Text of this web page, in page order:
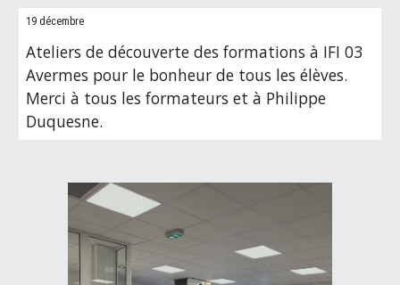
19 décembre
Ateliers de découverte des formations à IFI03
Avermes pour le bonheur de tous les élèves.
Merci à tous les formateurs et à Philippe
Duquesne.